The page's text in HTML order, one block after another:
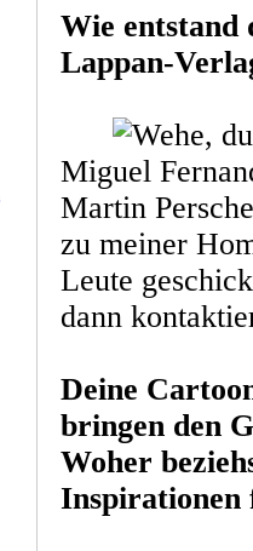
Wie entstand
Lappan-
Miguel
Martin
zu meiner
Leute
dann
Deine
bringen den
Woher
Inspirationen